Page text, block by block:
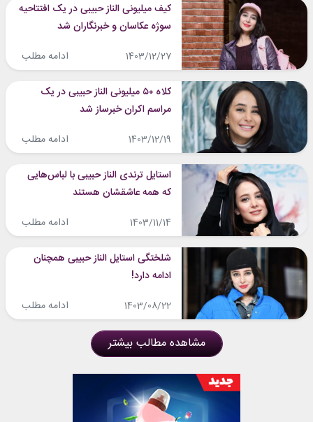
کیف میلیونی الناز حبیبی در یک افتتاحیه
سوژه عکاسان و خبرنگاران شد
1403/12/27 ادامه مطلب
کلاه ۵۰ میلیونی الناز حبیبی در یک
مراسم اکران خبرساز شد
1403/12/19 ادامه مطلب
استایل ترندی الناز حبیبی با لباس‌هایی
که همه عاشقشان هستند
1403/11/14 ادامه مطلب
شلختگی استایل الناز حبیبی همچنان
ادامه دارد!
1403/08/22 ادامه مطلب
مشاهده مطالب بیشتر